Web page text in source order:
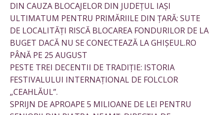
DIN CAUZA BLOCAJELOR DIN JUDEȚUL IAȘI
ULTIMATUM PENTRU PRIMĂRIILE DIN ȚARĂ: SUTE
DE LOCALITĂȚI RISCĂ BLOCAREA FONDURILOR DE LA
BUGET DACĂ NU SE CONECTEAZĂ LA GHIȘEUL.RO
PÂNĂ PE 25 AUGUST
PESTE TREI DECENTII DE TRADIȚIE: ISTORIA
FESTIVALULUI INTERNAȚIONAL DE FOLCLOR
„CEAHLĂUL”.
SPRIJN DE APROAPE 5 MILIOANE DE LEI PENTRU